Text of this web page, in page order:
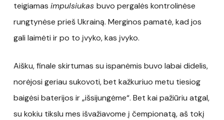
teigiamas impulsiukas buvo pergalės kontrolinėse
rungtynėse prieš Ukrainą. Merginos pamatė, kad jos
gali laimėti ir po to įvyko, kas įvyko.
Aišku, finale skirtumas su ispanėmis buvo labai didelis,
norėjosi geriau sukovoti, bet kažkuriuo metu tiesiog
baigėsi baterijos ir „išsijungėme“. Bet kai pažiūriu atgal,
su kokiu tikslu mes išvažiavome į čempionatą, aš tokį